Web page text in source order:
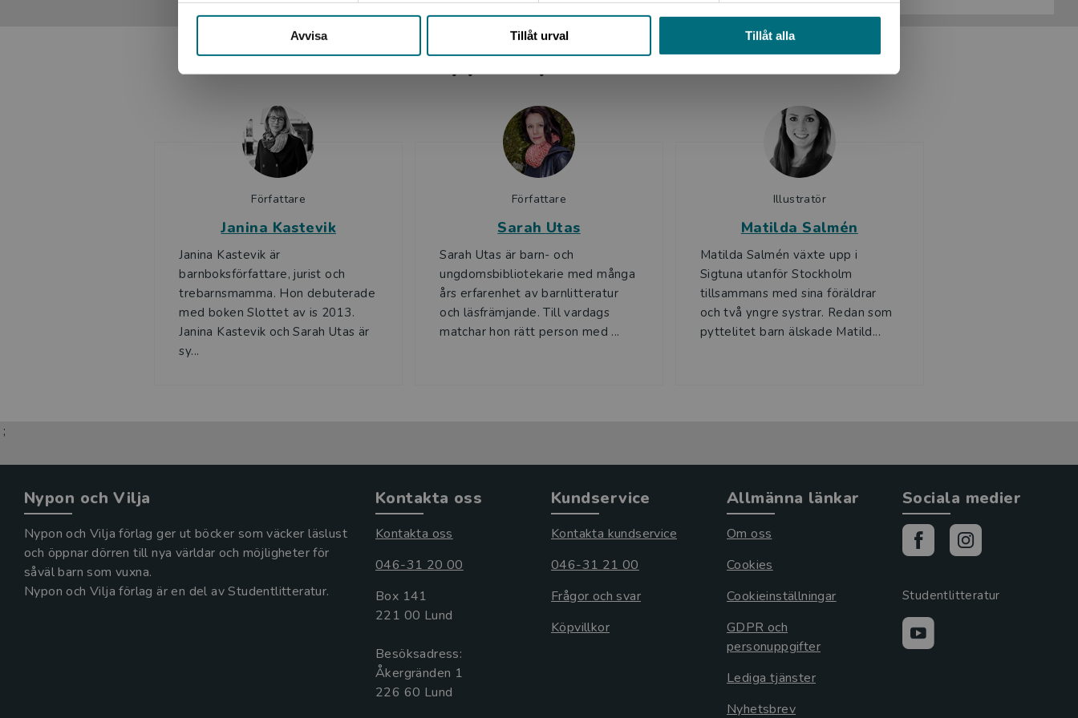
Avvisa Tillåt urval Tillåt alla
Upphovspersoner
Författare
Janina Kastevik
Janina Kastevik är
barnboksförfattare, jurist och
trebarnsmamma. Hon debuterade
med boken Slottet av is 2013.
Janina Kastevik och Sarah Utas är
sy...
Författare
Sarah Utas
Sarah Utas är barn- och
ungdomsbibliotekarie med många
års erfarenhet av barnlitteratur
och läsfrämjande. Till vardags
matchar hon rätt person med ...
Illustratör
Matilda Salmén
Matilda Salmén växte upp i
Sigtuna utanför Stockholm
tillsammans med sina föräldrar
och två yngre systrar. Redan som
pyttelitet barn älskade Matild...
;
Nypon och Vilja
Nypon och Vilja förlag ger ut böcker som väcker läslust
och öppnar dörren till nya världar och möjligheter för
såväl barn som vuxna.
Nypon och Vilja förlag är en del av Studentlitteratur.
Kontakta oss
Kontakta oss
046-31 20 00
Box 141
221 00 Lund
Besöksadress:
Åkergränden 1
Kundservice
Kontakta kundservice
046-31 21 00
Frågor och svar
Köpvillkor
Allmänna länkar
Om oss
Cookies
Cookieinställningar
GDPR och
personuppgifter
Lediga tjänster
Nyhetsbrev
Sociala medier
Studentlitteratur